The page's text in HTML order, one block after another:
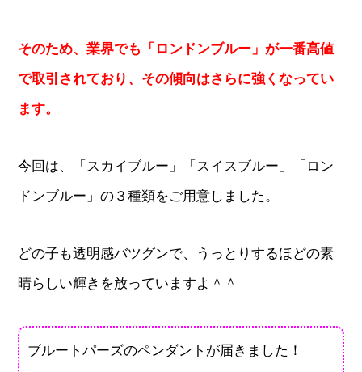
そのため、業界でも「ロンドンブルー」が一番高値
で取引されており、その傾向はさらに強くなってい
ます。
今回は、「スカイブルー」「スイスブルー」「ロン
ドンブルー」の３種類をご用意しました。
どの子も透明感バツグンで、うっとりするほどの素
晴らしい輝きを放っていますよ＾＾
ブルートパーズのペンダントが届きました！